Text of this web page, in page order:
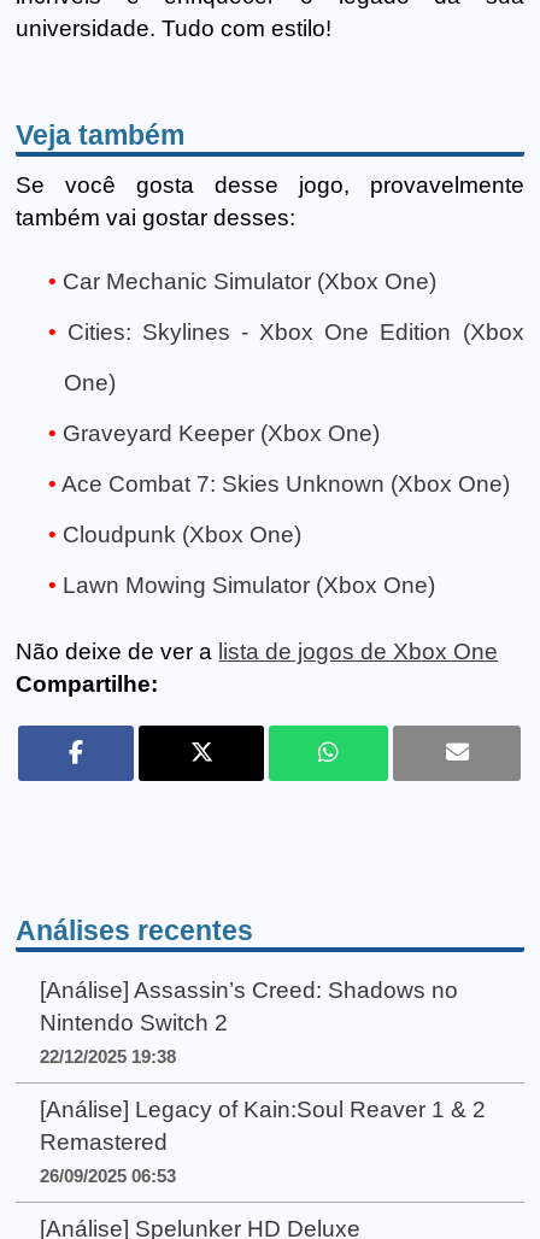
universidade. Tudo com estilo!
Veja também
Se você gosta desse jogo, provavelmente
também vai gostar desses:
Car Mechanic Simulator (Xbox One)
Cities: Skylines - Xbox One Edition (Xbox
One)
Graveyard Keeper (Xbox One)
Ace Combat 7: Skies Unknown (Xbox One)
Cloudpunk (Xbox One)
Lawn Mowing Simulator (Xbox One)
Não deixe de ver a lista de jogos de Xbox One
Compartilhe:
Análises recentes
[Análise] Assassin’s Creed: Shadows no
Nintendo Switch 2
22/12/2025 19:38
[Análise] Legacy of Kain:Soul Reaver 1 & 2
Remastered
26/09/2025 06:53
[Análise] Spelunker HD Deluxe